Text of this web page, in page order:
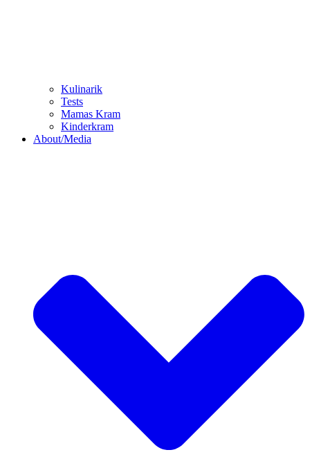
Kulinarik
Tests
Mamas Kram
Kinderkram
About/Media